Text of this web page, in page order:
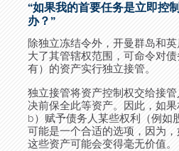
“如果我的首要任务是立即控
办？”
除独立冻结令外，开曼群岛和
大了其管辖权范围，可命令对
有）的资产实行独立接管。
独立接管将资产控制权交给接
决前保全此等资产。因此，如
b）赋予债务人某些权利（例如
可能是一个合适的选项，因为，
这些资产可能会变得毫无价值。